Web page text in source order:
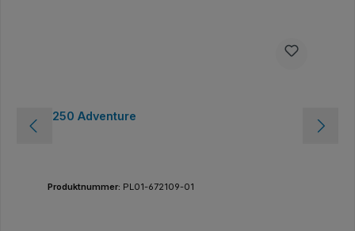
1250 Adventure
Produktnummer: PL01-672109-01